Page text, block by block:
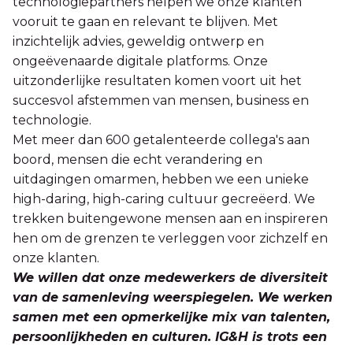
vooruit te gaan en relevant te blijven. Met
inzichtelijk advies, geweldig ontwerp en
ongeëvenaarde digitale platforms. Onze
uitzonderlijke resultaten komen voort uit het
succesvol afstemmen van mensen, business en
technologie.
Met meer dan 600 getalenteerde collega's aan
boord, mensen die echt verandering en
uitdagingen omarmen, hebben we een unieke
high-daring, high-caring cultuur gecreëerd. We
trekken buitengewone mensen aan en inspireren
hen om de grenzen te verleggen voor zichzelf en
onze klanten.
We willen dat onze medewerkers de diversiteit
van de samenleving weerspiegelen. We werken
samen met een opmerkelijke mix van talenten,
persoonlijkheden en culturen. IG&H is trots een